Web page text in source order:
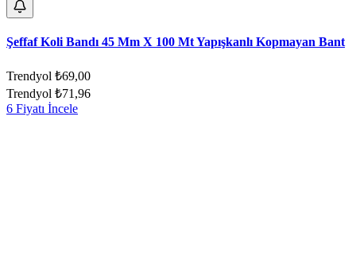
Şeffaf Koli Bandı 45 Mm X 100 Mt Yapışkanlı Kopmayan Bant
Trendyol ₺69,00
Trendyol ₺71,96
6 Fiyatı İncele